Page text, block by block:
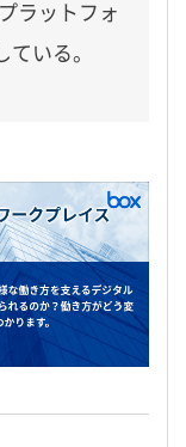
ラットフォ
いる。